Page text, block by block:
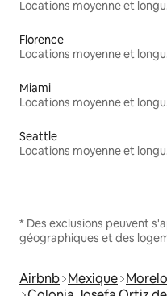
Florence
Miami
Seattle
* Des exclusions peuvent
géographiques et des
Airbnb Mexique